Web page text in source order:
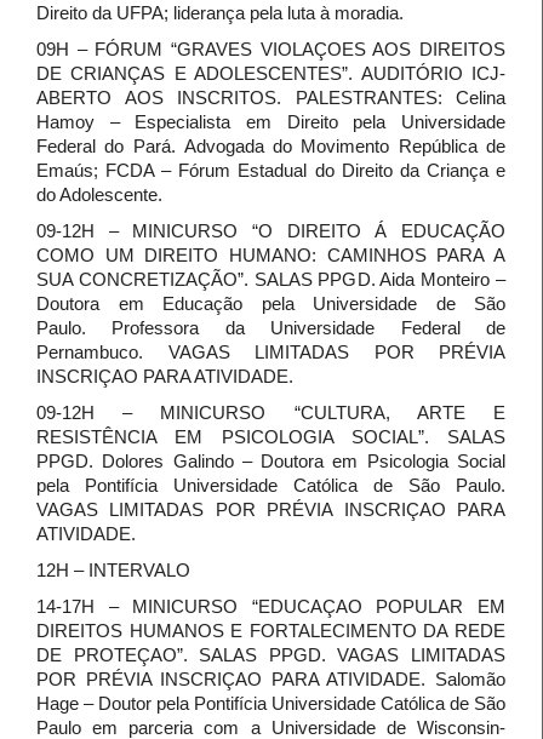
Direito da UFPA; liderança pela luta à moradia.
09H – FÓRUM “GRAVES VIOLAÇOES AOS DIREITOS
DE CRIANÇAS E ADOLESCENTES”. AUDITÓRIO ICJ-
ABERTO AOS INSCRITOS. PALESTRANTES: Celina
Hamoy – Especialista em Direito pela Universidade
Federal do Pará. Advogada do Movimento República de
Emaús; FCDA – Fórum Estadual do Direito da Criança e
do Adolescente.
09-12H – MINICURSO “O DIREITO Á EDUCAÇÃO
COMO UM DIREITO HUMANO: CAMINHOS PARA A
SUA CONCRETIZAÇÃO”. SALAS PPGD. Aida Monteiro –
Doutora em Educação pela Universidade de São
Paulo. Professora da Universidade Federal de
Pernambuco. VAGAS LIMITADAS POR PRÉVIA
INSCRIÇAO PARA ATIVIDADE.
09-12H – MINICURSO “CULTURA, ARTE E
RESISTÊNCIA EM PSICOLOGIA SOCIAL”. SALAS
PPGD. Dolores Galindo – Doutora em Psicologia Social
pela Pontifícia Universidade Católica de São Paulo.
VAGAS LIMITADAS POR PRÉVIA INSCRIÇAO PARA
ATIVIDADE.
12H – INTERVALO
14-17H – MINICURSO “EDUCAÇAO POPULAR EM
DIREITOS HUMANOS E FORTALECIMENTO DA REDE
DE PROTEÇAO”. SALAS PPGD. VAGAS LIMITADAS
POR PRÉVIA INSCRIÇAO PARA ATIVIDADE. Salomão
Hage – Doutor pela Pontifícia Universidade Católica de São
Paulo em parceria com a Universidade de Wisconsin-